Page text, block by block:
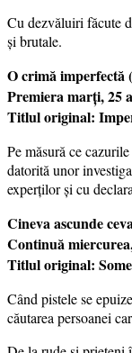
Cu dezvăluiri făcute
și brutale.
O crimă imperfectă
Premiera marți, 25
Titlul original:
Pe măsură ce
datorită unor
experților și cu
Cineva ascunde
Continuă
Titlul original:
Când pistele se
căutarea persoanei